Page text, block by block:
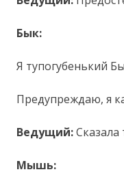
Бык:
Я тупогубенький
Предупреждаю, я
Ведущий:
Мышь: